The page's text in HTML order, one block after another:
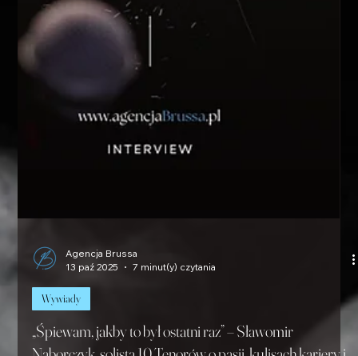
Agencja Brussa
13 paź 2025
7 minut(y) czytania